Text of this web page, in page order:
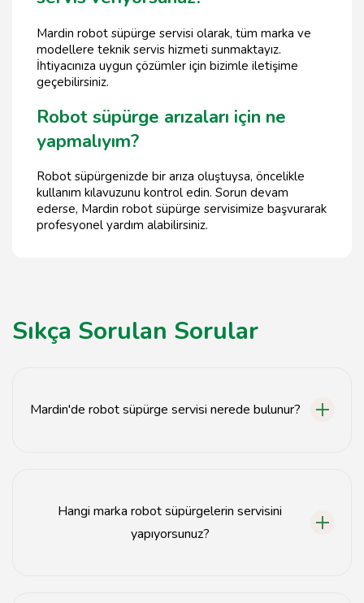
Mardin robot süpürge servisi olarak, tüm marka ve
modellere teknik servis hizmeti sunmaktayız.
İhtiyacınıza uygun çözümler için bizimle iletişime
geçebilirsiniz.
Robot süpürge arızaları için ne
yapmalıyım?
Robot süpürgenizde bir arıza oluştuysa, öncelikle
kullanım kılavuzunu kontrol edin. Sorun devam
ederse, Mardin robot süpürge servisimize başvurarak
profesyonel yardım alabilirsiniz.
Sıkça Sorulan Sorular
Mardin'de robot süpürge servisi nerede bulunur?
Hangi marka robot süpürgelerin servisini
yapıyorsunuz?